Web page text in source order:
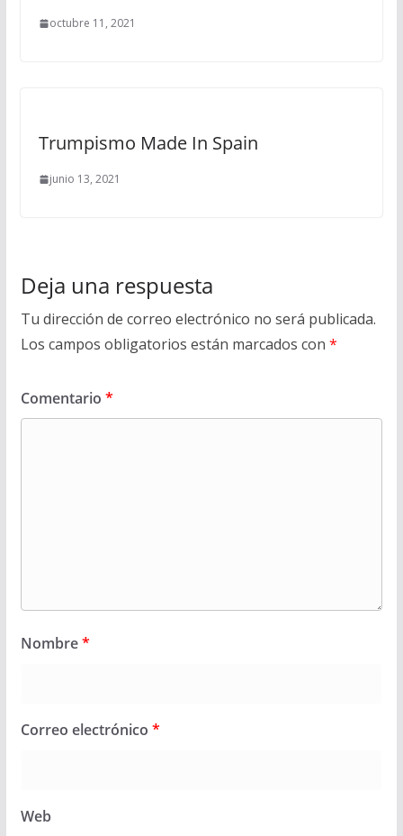
octubre 11, 2021
Trumpismo Made In Spain
junio 13, 2021
Deja una respuesta
Tu dirección de correo electrónico no será publicada.
Los campos obligatorios están marcados con *
Comentario *
Nombre*
Correo electrónico *
Web